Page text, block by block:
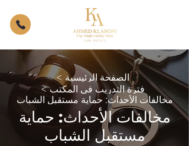
الصفحة الرئيسية >
فترة التدريب في المكتب >
مخالفات الأحداث: حماية مستقبل الشباب
مخالفات الأحداث: حماية
مستقبل الشباب